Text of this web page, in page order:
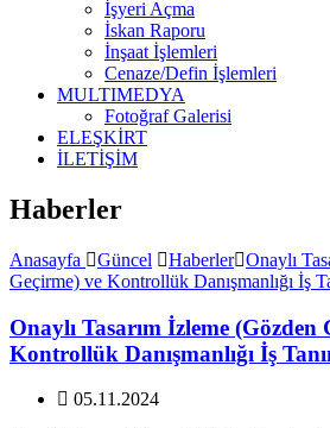
İşyeri Açma
İskan Raporu
İnşaat İşlemleri
Cenaze/Defin İşlemleri
MULTIMEDYA
Fotoğraf Galerisi
ELEŞKİRT
İLETİŞİM
Haberler
Anasayfa Güncel Haberler Onaylı
Geçirme) ve Kontrollük Danışmanlığı İş
Onaylı Tasarım İzleme (Gözden
Kontrollük Danışmanlığı İş
05.11.2024